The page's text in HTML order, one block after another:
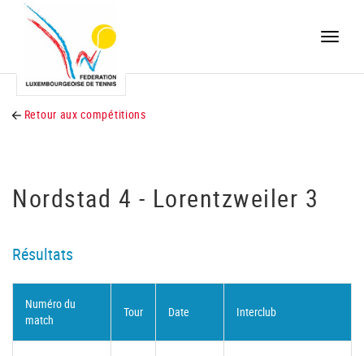
Toggle
Retour aux compétitions
Nordstad 4 - Lorentzweiler 3
Résultats
Numéro du
match
Tour Date Interclub